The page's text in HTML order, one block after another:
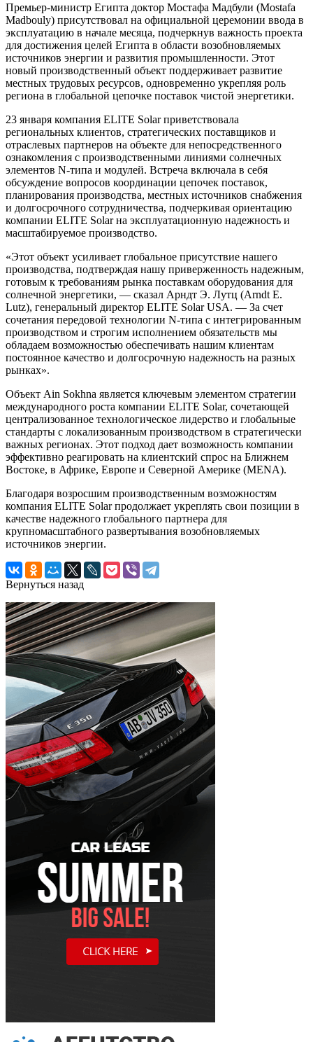
Премьер-министр Египта доктор Мостафа Мадбули (Mostafa
Madbouly) присутствовал на официальной церемонии ввода в
эксплуатацию в начале месяца, подчеркнув важность проекта
для достижения целей Египта в области возобновляемых
источников энергии и развития промышленности. Этот
новый производственный объект поддерживает развитие
местных трудовых ресурсов, одновременно укрепляя роль
региона в глобальной цепочке поставок чистой энергетики.
23 января компания ELITE Solar приветствовала
региональных клиентов, стратегических поставщиков и
отраслевых партнеров на объекте для непосредственного
ознакомления с производственными линиями солнечных
элементов N-типа и модулей. Встреча включала в себя
обсуждение вопросов координации цепочек поставок,
планирования производства, местных источников снабжения
и долгосрочного сотрудничества, подчеркивая ориентацию
компании ELITE Solar на эксплуатационную надежность и
масштабируемое производство.
«Этот объект усиливает глобальное присутствие нашего
производства, подтверждая нашу приверженность надежным,
готовым к требованиям рынка поставкам оборудования для
солнечной энергетики, — сказал Арндт Э. Лутц (Arndt E.
Lutz), генеральный директор ELITE Solar USA. — За счет
сочетания передовой технологии N-типа с интегрированным
производством и строгим исполнением обязательств мы
обладаем возможностью обеспечивать нашим клиентам
постоянное качество и долгосрочную надежность на разных
рынках».
Объект Ain Sokhna является ключевым элементом стратегии
международного роста компании ELITE Solar, сочетающей
централизованное технологическое лидерство и глобальные
стандарты с локализованным производством в стратегически
важных регионах. Этот подход дает возможность компании
эффективно реагировать на клиентский спрос на Ближнем
Востоке, в Африке, Европе и Северной Америке (MENA).
Благодаря возросшим производственным возможностям
компания ELITE Solar продолжает укреплять свои позиции в
качестве надежного глобального партнера для
крупномасштабного развертывания возобновляемых
источников энергии.
Вернуться назад